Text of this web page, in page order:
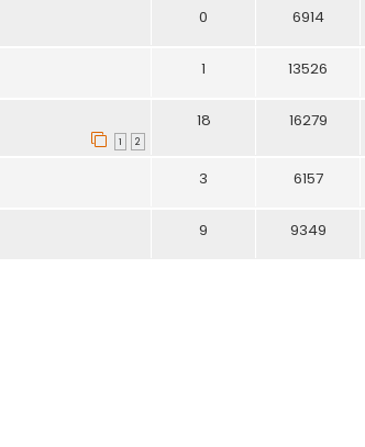
0 6914
1 13526
1 2
18 16279
3 6157
9 9349